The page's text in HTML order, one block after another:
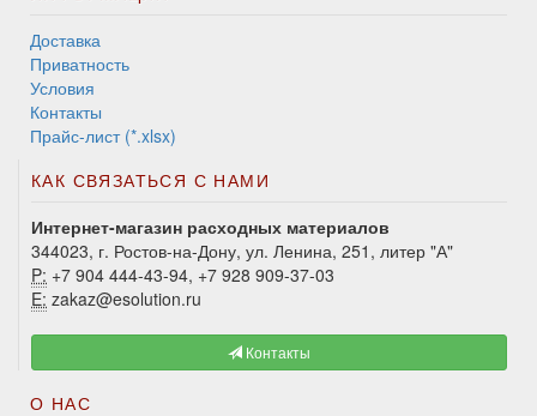
Доставка
Приватность
Условия
Контакты
Прайс-лист (*.xlsx)
КАК СВЯЗАТЬСЯ С НАМИ
Интернет-магазин расходных материалов
344023, г. Ростов-на-Дону, ул. Ленина, 251, литер "А"
P: +7 904 444-43-94, +7 928 909-37-03
E: zakaz@esolution.ru
Контакты
О НАС